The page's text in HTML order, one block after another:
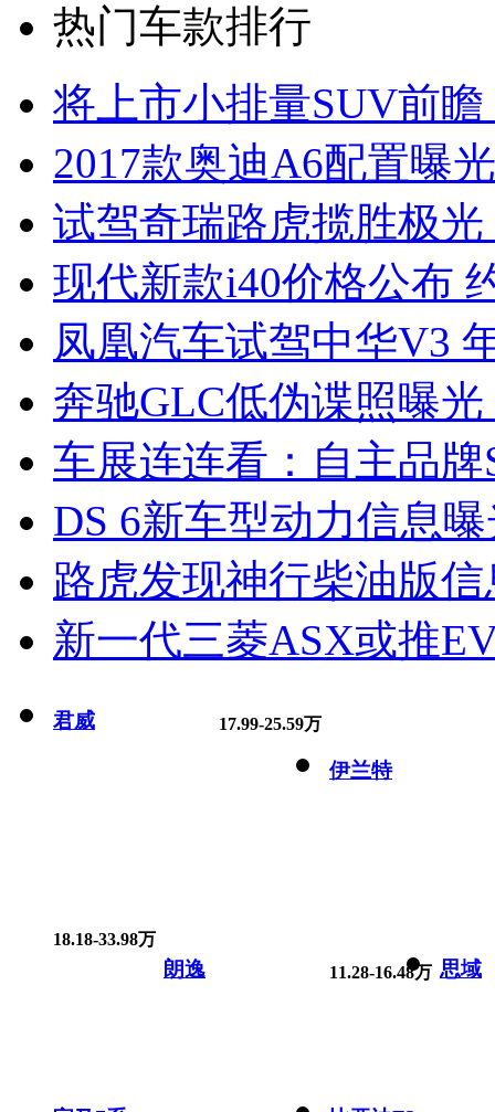
热门车款排行
将上市小排量SUV前
2017款奥迪A6配置曝
试驾奇瑞路虎揽胜极
现代新款i40价格公布
凤凰汽车试驾中华V3
奔驰GLC低伪谍照曝
车展连连看：自主品牌
DS 6新车型动力信息
路虎发现神行柴油版
新一代三菱ASX或推
君威 17.99-25.59万
伊兰特
18.18-33.98万
朗逸 11.28-16.48万 思域